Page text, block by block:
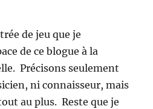
de jeu que je
de ce blogue à la
Précisons seulement
ni connaisseur, mais
au plus. Reste que je